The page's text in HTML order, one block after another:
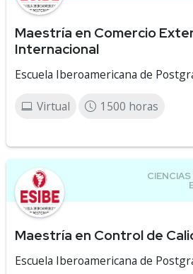
Maestría en Comercio
Internacional
Escuela Iberoamericana de
Virtual 1500 horas
Maestría en Control de
Escuela Iberoamericana de